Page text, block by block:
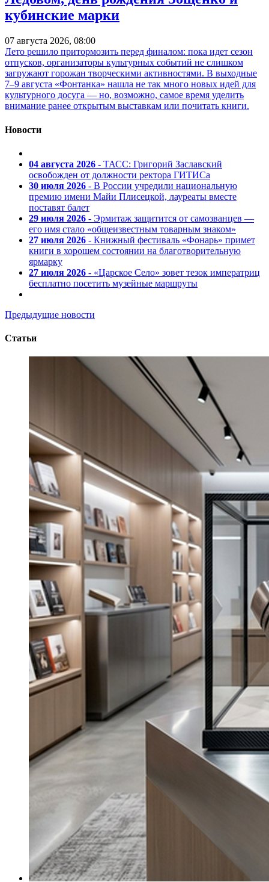
кубинские марки
07 августа 2026, 08:00
Лето решило притормозить перед финалом: пока идет сезон
отпусков, организаторы культурных событий не слишком
загружают горожан творческими активностями. В выходные
7–9 августа «Фонтанка» нашла не так много новых идей для
культурного досуга — но, возможно, самое время уделить
внимание ранее открытым выставкам или почитать книги.
Новости
04 августа 2026 - ТАСС: Григорий Заславский
освобожден от должности ректора ГИТИСа
30 июля 2026 - В России учредили национальную
премию имени Майи Плисецкой, лауреаты вместе
поставят балет
29 июля 2026 - Эрмитаж защитится от самозванцев —
его имя стало «общеизвестным товарным знаком»
27 июля 2026 - Книжный фестиваль «Фонарь» примет
книги в хорошем состоянии на благотворительную
ярмарку
27 июля 2026 - «Царское Село» зовет тезок императриц
бесплатно посетить музейные маршруты
Предыдущие новости
Статьи